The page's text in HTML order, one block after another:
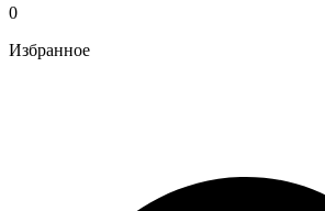
0
Избранное